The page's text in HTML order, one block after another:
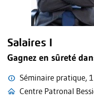
Salaires I
Gagnez en sûreté
Séminaire pratique,
Centre Patronal